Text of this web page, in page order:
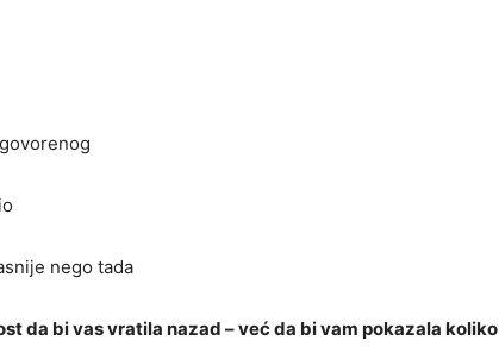
nego tada
da bi vas vratila nazad – već da bi vam pokazala koliko